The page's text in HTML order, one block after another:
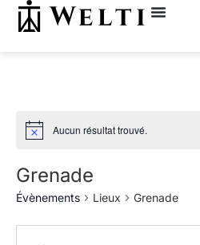
Aucun résultat trouvé.
Grenade
Évènements Lieux Grenade